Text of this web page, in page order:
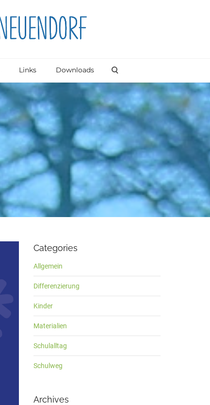
Links Downloads
Categories
Allgemein
Differenzierung
Kinder
Materialien
Schulalltag
Schulweg
Archives